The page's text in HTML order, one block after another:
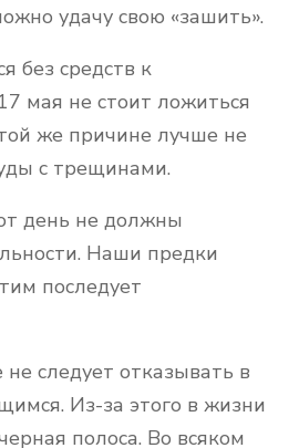
удачу свою «зашить».
без средств к
мая не стоит ложиться
же причине лучше не
с трещинами.
день не должны
Наши предки
последует
следует отказывать в
Из-за этого в жизни
полоса. Во всяком